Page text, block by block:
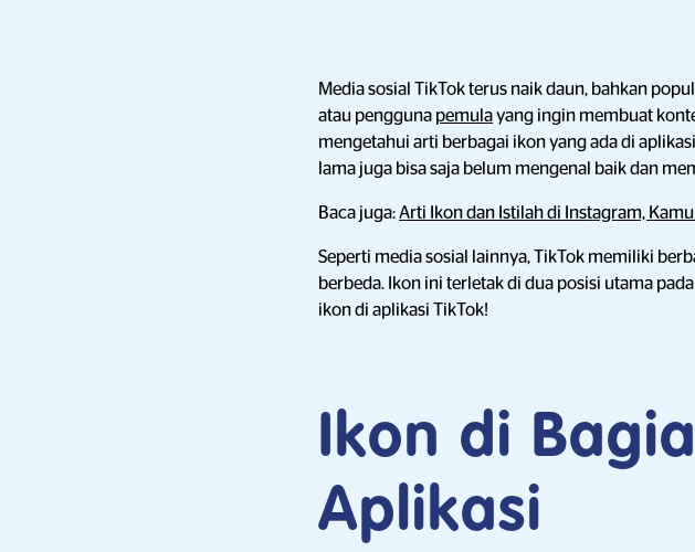
Media sosial TikTok terus naik daun, bahkan
atau pengguna pemulayang ingin membuat
mengetahui arti berbagai ikon yang ada di
lama juga bisa saja belum mengenal baik dan
Baca juga:Arti Ikon dan Istilah di Instagram,
Seperti media sosial lainnya, TikTok memiliki
berbeda. Ikon ini terletak di dua posisi utama
ikon di aplikasi TikTok!
Ikon di
Aplikasi